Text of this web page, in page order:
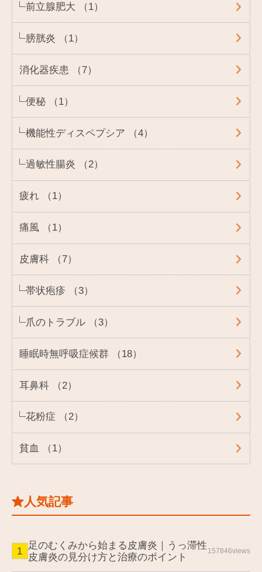
前立腺肥大 （1）
膀胱炎 （1）
消化器疾患 （7）
便秘 （1）
機能性ディスペプシア （4）
過敏性腸炎 （2）
疲れ （1）
痛風 （1）
皮膚科 （7）
帯状疱疹 （3）
爪のトラブル （3）
睡眠時無呼吸症候群 （18）
耳鼻科 （2）
花粉症 （2）
貧血 （1）
人気記事
足のむくみから始まる皮膚炎｜うっ滞性
皮膚炎の見分け方と治療のポイント
157846views